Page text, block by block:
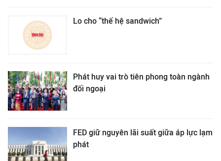
Lo cho “thế hệ sandwich”
Phát huy vai trò tiên phong toàn ngành
đối ngoại
FED giữ nguyên lãi suất giữa áp lực lạm
phát